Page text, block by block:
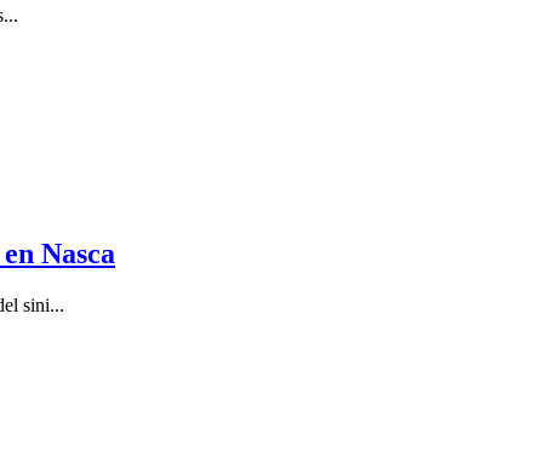
Nasca
sini...